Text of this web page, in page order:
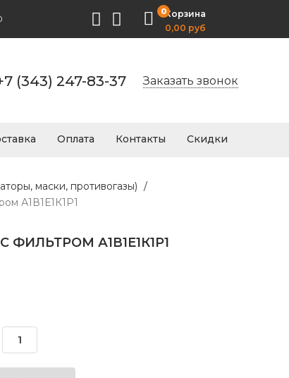
0Корзина
0,00 руб
(343) 247-83-37 Заказать звонок
Оплата Контакты Скидки
маски, противогазы) /
А1В1Е1К1P1
А1В1Е1К1P1